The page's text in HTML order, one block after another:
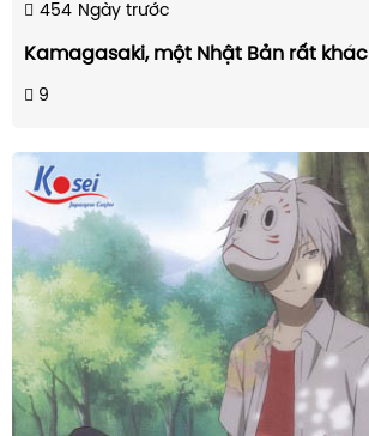
454 Ngày trước
Kamagasaki, một Nhật Bản rất khác
9